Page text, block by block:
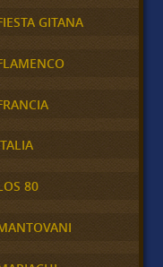
GITANA
80